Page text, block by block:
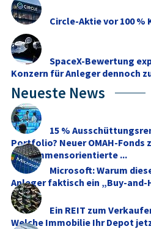
Circle-Aktie vor 100 %
SpaceX-Bewertung
Konzern für Anleger dennoch
Neueste News
15 %
Portfolio? Neuer OMAH-Fonds
einkommensorientierte ...
Microsoft: Warum
Anleger faktisch ein „Buy-
Ein REIT zum
Welche Immobilie Ihr Depot